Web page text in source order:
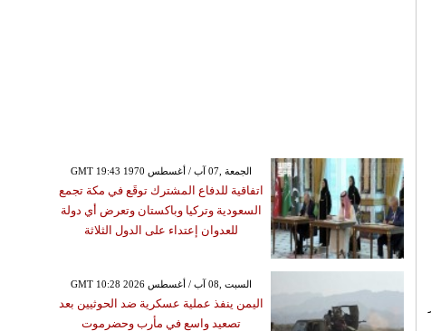
GMT 19:43 1970 الجمعة ,07 آب / أغسطس
اتفاقية للدفاع المشترك توقَع في مكة تجمع
السعودية وتركيا وباكستان وتعرض أي دولة
للعدوان إعتداء على الدول الثلاثة
GMT 10:28 2026 السبت ,08 آب / أغسطس
اليمن ينفذ عملية عسكرية ضد الحوثيين بعد
تصعيد واسع في مأرب وحضرموت